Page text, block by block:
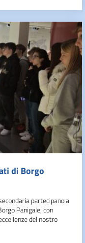
di Borgo
partecipano a
Panigale, con
del nostro